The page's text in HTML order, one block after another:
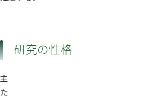
研究の性格
主
た